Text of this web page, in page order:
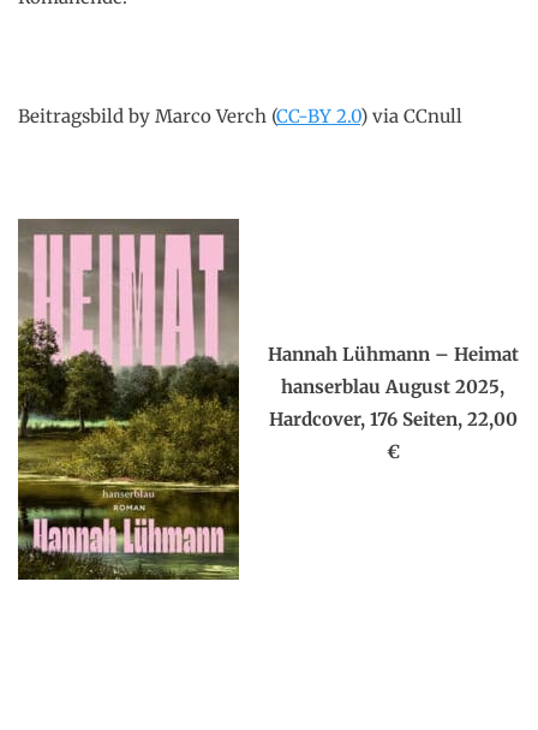
Beitragsbild by Marco Verch (CC-BY 2.0) via CCnull
Hannah Lühmann – Heimat
hanserblau August 2025,
Hardcover, 176 Seiten, 22,00
€